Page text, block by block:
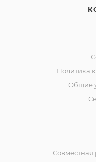
Политика
Общие
Совместная